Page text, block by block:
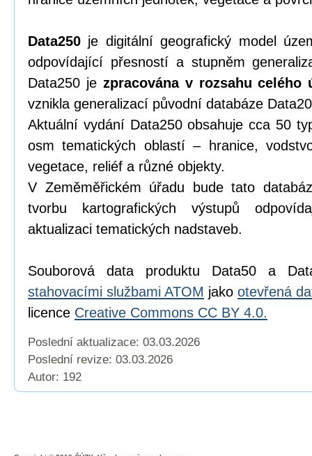
Data250 je digitální geografický model
odpovídající přesností a stupněm
Data250 je zpracována v rozsahu celého
vznikla generalizací původní databáze
Aktuální vydání Data250 obsahuje cca 50
osm tematických oblastí – hranice,
vegetace, reliéf a různé objekty.
V Zeměměřickém úřadu bude tato
tvorbu kartografických výstupů
aktualizaci tematických nadstaveb.
Souborová data produktu Data50 a
stahovacími službami ATOM jako otevřená
licence Creative Commons CC BY 4.0.
Poslední aktualizace: 03.03.2026
Poslední revize: 03.03.2026
Autor: 192